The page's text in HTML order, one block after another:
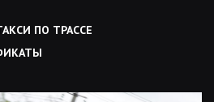
ПО ТРАССЕ